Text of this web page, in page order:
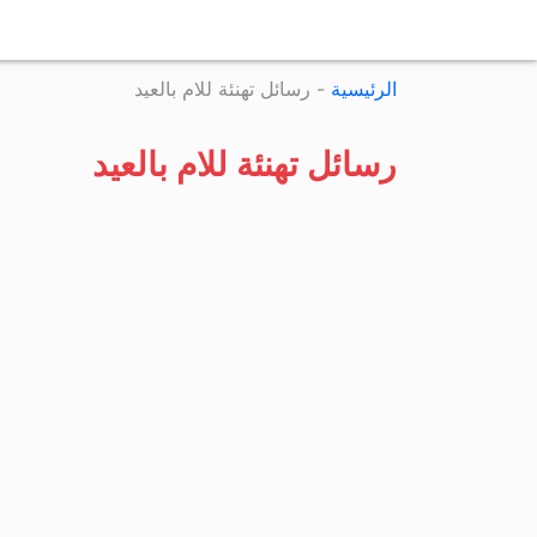
الرئيسية - رسائل تهنئة للام بالعيد
رسائل تهنئة للام بالعيد